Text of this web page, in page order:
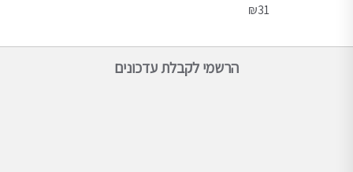
₪31
הרשמי לקבלת עדכונים